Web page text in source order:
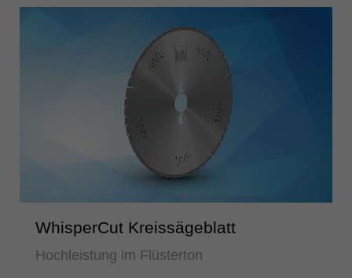
WhisperCut Kreissägeblatt
Hochleistung im Flüsterton